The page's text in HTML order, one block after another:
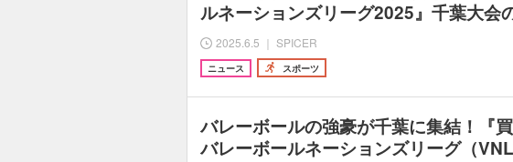
ルネーションズリーグ2025』千葉大会
2025.6.5 ｜ SPICER
ニュース スポーツ
バレーボールの強豪が千葉に集結！『
バレーボールネーションズリーグ（